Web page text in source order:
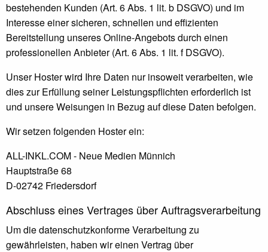
bestehenden Kunden (Art. 6 Abs. 1 lit. b DSGVO) und im
Interesse einer sicheren, schnellen und effizienten
Bereitstellung unseres Online-Angebots durch einen
professionellen Anbieter (Art. 6 Abs. 1 lit. f DSGVO).
Unser Hoster wird Ihre Daten nur insoweit verarbeiten, wie
dies zur Erfüllung seiner Leistungspflichten erforderlich ist
und unsere Weisungen in Bezug auf diese Daten befolgen.
Wir setzen folgenden Hoster ein:
ALL-INKL.COM - Neue Medien Münnich
Hauptstraße 68
D-02742 Friedersdorf
Abschluss eines Vertrages über Auftragsverarbeitung
Um die datenschutzkonforme Verarbeitung zu
gewährleisten, haben wir einen Vertrag über